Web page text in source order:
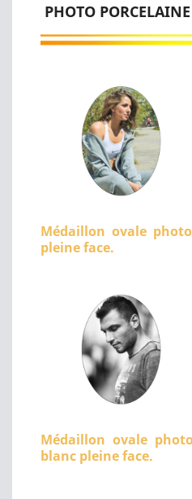
PHOTO
Médaillon ovale
pleine face.
Médaillon ovale
blanc pleine face.